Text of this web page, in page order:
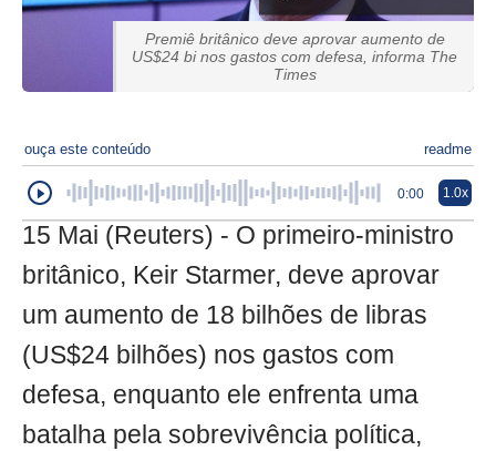
Premiê britânico deve aprovar aumento de
US$24 bi nos gastos com defesa, informa The
Times
ouça este conteúdo readme
0:00 1.0x
15 Mai (Reuters) - O primeiro-ministro
britânico, Keir Starmer, deve aprovar
um aumento de 18 bilhões de libras
(US$24 bilhões) nos gastos com
defesa, enquanto ele enfrenta uma
batalha pela sobrevivência política,